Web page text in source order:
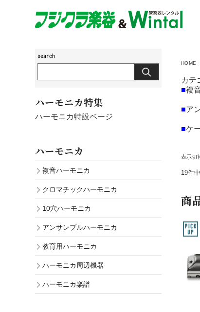
HOME
カテ
■複
■ア
■ケ
表示切
19件
商
ハーモニカ特集
ハーモニカ特設ページ
ハーモニカ
複音ハーモニカ
クロマチックハーモニカ
10穴ハーモニカ
アンサンブルハーモニカ
教育用ハーモニカ
ハーモニカ周辺機器
ハーモニカ楽譜